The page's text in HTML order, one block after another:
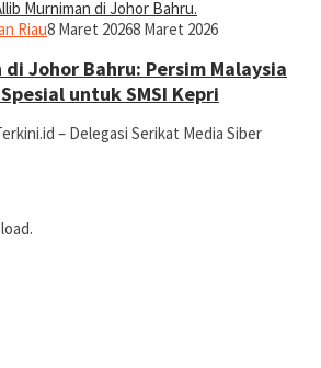
Riaujurnal
8 Maret 20268 Maret 2026
di Johor Bahru: Persim Malaysia
untuk SMSI Kepri
– Delegasi Serikat Media Siber